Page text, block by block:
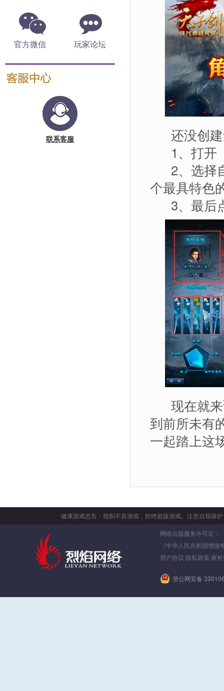
官方微信 玩家论坛
联系客服
还没创建
1、打开
2、选择
个最具特色
3、最后
现在就来
到前所未有
一起踏上这
健康游戏忠告：抵制不良游戏，拒绝盗版游戏。注意自我保
网络出版服务许可证：
《中华人民共和国增
用户协议 隐私政策 家
浙公网安备